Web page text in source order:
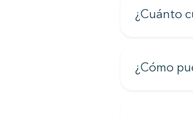
¿Cuánto
¿Cómo